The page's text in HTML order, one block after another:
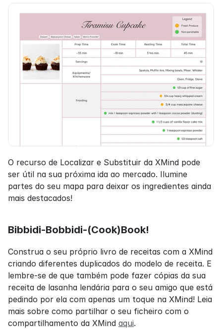
O recurso de Localizar e Substituir da XMind pode
ser útil na sua próxima ida ao mercado. Ilumine
partes do seu mapa para deixar os ingredientes ainda
mais destacados!
Bibbidi-Bobbidi-(Cook)Book!
Construa o seu próprio livro de receitas com a XMind
criando diferentes duplicados do modelo de receita. E
lembre-se de que também pode fazer cópias da sua
receita de lasanha lendária para o seu amigo que está
pedindo por ela com apenas um toque na XMind! Leia
mais sobre como partilhar o seu ficheiro com o
compartilhamento da XMind aqui.